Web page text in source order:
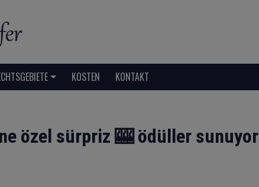
KOSTEN KONTAKT
özel sürpriz 🎰 ödüller sunuyor